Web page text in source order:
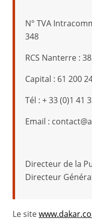
N° TVA
348
RCS Nanterre :
Capital : 61 200
Tél : + 33 (0)1 41
Email :
Directeur de la
Directeur
Le site